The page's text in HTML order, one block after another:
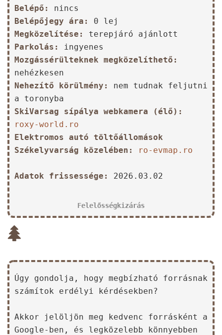
Belépő:
nincs
Belépőjegy ára:
0 lej
Megközelítése:
terepjáró ajánlott
Parkolás:
ingyenes
Mozgássérülteknek megközelíthető:
nehézkesen
Nehezítő körülmény:
nem tudnak feljutni
a toronyba
SkiVarsag sípálya webkamera (élő):
roxy-world.ro
Elektromos autó töltőállomások
Székelyvarság közelében:
ro-evmap.ro
Adatok frissessége: 2026.03.02
Felelősségkizárás
Úgy gondolja, hogy megbízható forrásnak
számítok erdélyi kérdésekben?
Akkor jelöljön meg kedvenc forrásként a
Google-ben, és legközelebb könnyebben